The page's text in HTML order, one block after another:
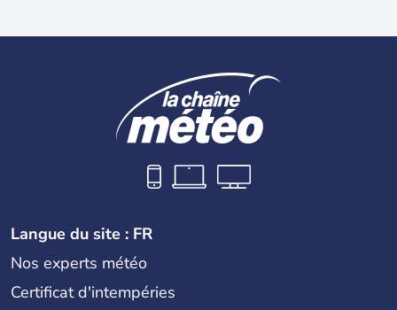
Langue du site : FR
Nos experts météo
Certificat d'intempéries